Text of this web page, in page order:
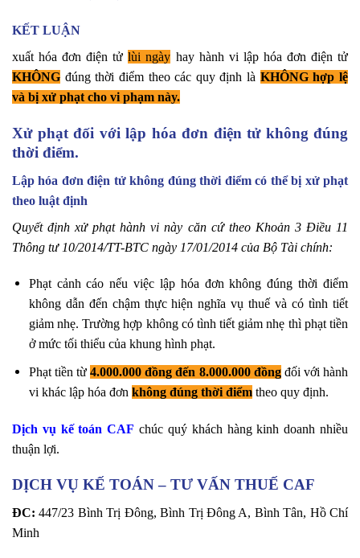
KẾT LUẬN
xuất hóa đơn điện tửlùi ngày hay hành vi lập hóa đơn điện tử
KHÔNG đúng thời điểm theo các quy định là KHÔNG hợp lệ
và bị xử phạt cho vi phạm này.
Xử phạt đối với lập hóa đơn điện tử không đúng
thời điểm.
Lập hóa đơn điện tử không đúng thời điểm có thể bị xử phạt
theo luật định
Quyết định xử phạt hành vi này căn cứ theo Khoản 3 Điều 11
Thông tư 10/2014/TT-BTC ngày 17/01/2014 của Bộ Tài chính:
Phạt cảnh cáo nếu việc lập hóa đơn không đúng thời điểm
không dẫn đến chậm thực hiện nghĩa vụ thuế và có tình tiết
giảm nhẹ. Trường hợp không có tình tiết giảm nhẹ thì phạt tiền
ở mức tối thiểu của khung hình phạt.
Phạt tiền từ4.000.000 đồng đến 8.000.000 đồng đối với hành
vi khác lập hóa đơn không đúng thời điểmtheo quy định.
Dịch vụ kế toán CAF chúc quý khách hàng kinh doanh nhiều
thuận lợi.
DỊCH VỤ KẾ TOÁN – TƯ VẤN THUẾ CAF
ĐC: 447/23 Bình Trị Đông, Bình Trị Đông A, Bình Tân, Hồ Chí
Minh